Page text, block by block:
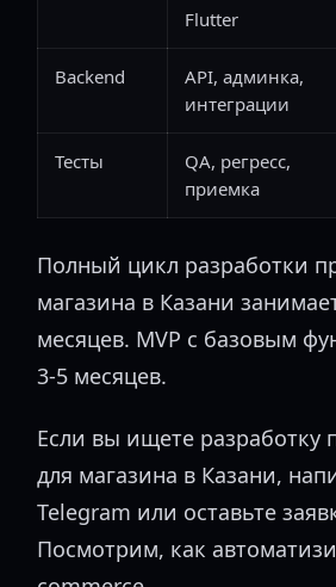
Flutter
Backend
API, админка,
интеграции
Тесты
QA, регресс,
приемка
Полный цикл разработки
магазина в Казани
месяцев. MVP с базовым
3-5 месяцев.
Если вы ищете разработку
для магазина в Казани,
Telegram или оставьте
Посмотрим, как